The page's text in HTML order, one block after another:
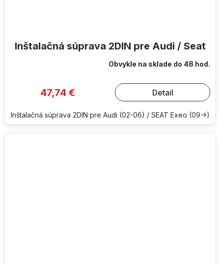
Inštalačná súprava 2DIN pre Audi / Seat
Obvykle na sklade do 48 hod.
47,74 € Detail
Inštalačná súprava 2DIN pre Audi (02-06) / SEAT Exeo (09->)